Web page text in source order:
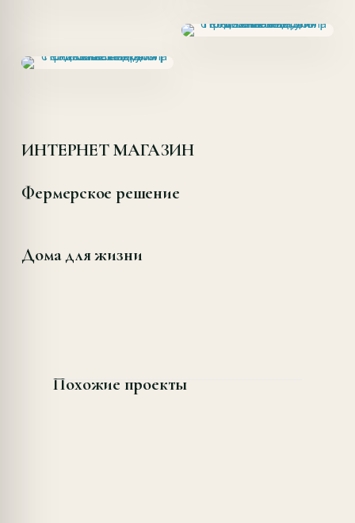
ИНТЕРНЕТ МАГАЗИН
Фермерское решение
Дома для жизни
Похожие проекты